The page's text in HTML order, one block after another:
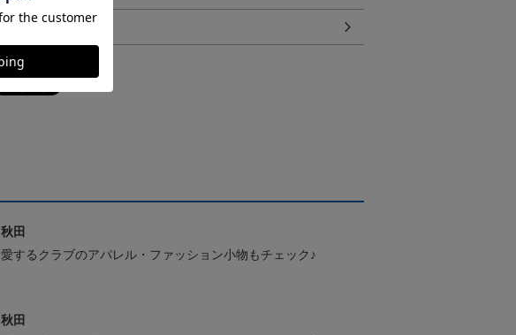
秋田
愛するクラブのアパレル・ファッション小物もチェック♪
秋田